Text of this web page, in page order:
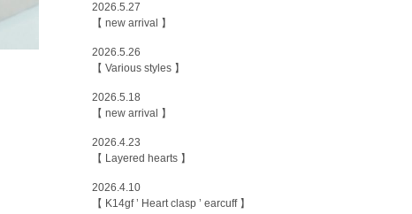
2026.5.27
【 new arrival 】
2026.5.26
【 Various styles 】
2026.5.18
【 new arrival 】
2026.4.23
【 Layered hearts 】
2026.4.10
【 K14gf ’ Heart clasp ’ earcuff 】